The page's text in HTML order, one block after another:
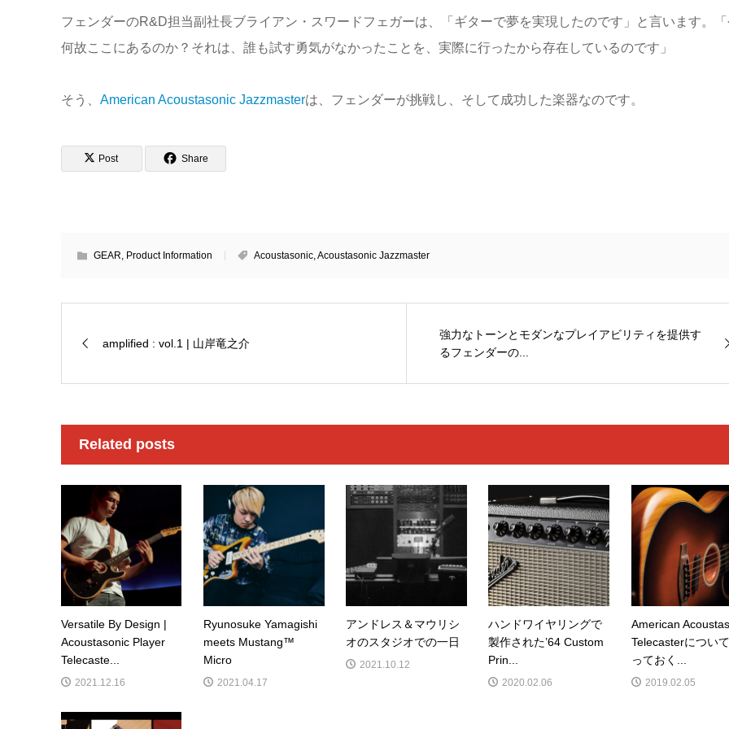
フェンダーのR&D担当副社長ブライアン・スワードフェガーは、「ギターで夢を実現したのです」と言います。
何故ここにあるのか？それは、誰も試す勇気がなかったことを、実際に行ったから存在しているのです」
そう、 American Acoustasonic Jazzmasterは、フェンダーが挑戦し、そして成功した楽器なのです。
Post Share
GEAR, Product Information Acoustasonic,Acoustasonic Jazzmaster
amplified : vol.1 | 山岸竜之介
強力なトーンとモダンなプレイアビリティを提供す
るフェンダーの...
Related posts
Versatile By Design |
Acoustasonic Player
Telecaste...
2021.12.16
Ryunosuke Yamagishi
meets Mustang™
Micro
2021.04.17
アンドレス＆マウリシ
オのスタジオでの一日
2021.10.12
ハンドワイヤリングで
製作された’64 Custom
Prin...
2020.02.06
American
Telecasterについ
っておく...
2019.02.05